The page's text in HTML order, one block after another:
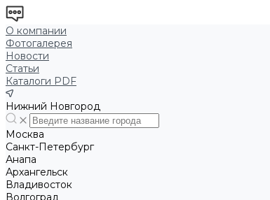
О компании
Фотогалерея
Новости
Статьи
Каталоги PDF
Нижний Новгород
Москва
Санкт-Петербург
Анапа
Архангельск
Владивосток
Волгоград